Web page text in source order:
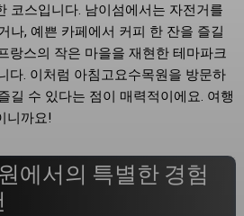
코스입니다. 남이섬에서는 자전거를
나, 예쁜 카페에서 커피 한 잔을 즐길
랑스의 작은 마을을 재현한 테마파크
다. 이처럼 아침고요수목원을 방문하
길 수 있다는 점이 매력적이에요. 여행
니까요!
에서의 특별한 경험